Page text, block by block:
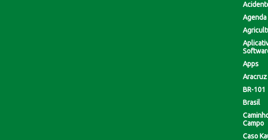
Apps
Aracruz
BR-101
Brasil
Campo
Caso